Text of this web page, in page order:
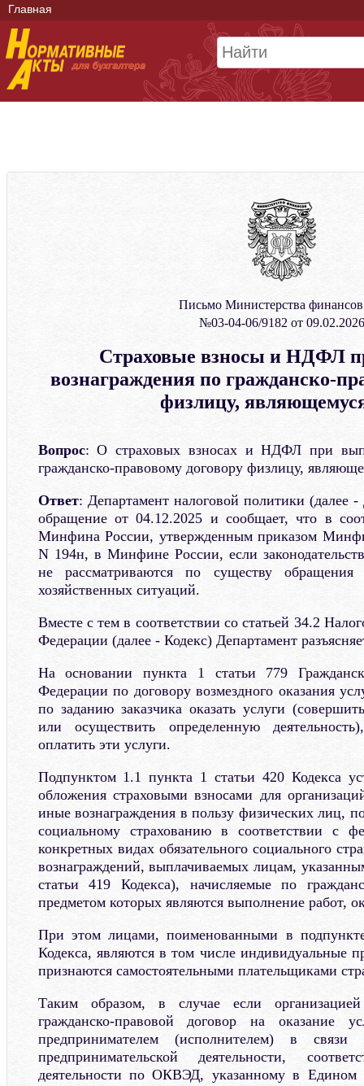
Главная
Письмо Министерства
№03-04-06/9182 от 09.02.2026
Страховые взносы и НДФЛ
вознаграждения по гражданско-
физлицу,
Вопрос: О страховых взносах и НДФЛ при
гражданско-правовому договору физлицу,
Ответ: Департамент налоговой политики (далее -
обращение от 04.12.2025 и сообщает, что в
Минфина России, утвержденным приказом
N 194н, в Минфине России, если
не рассматриваются по существу
хозяйственных ситуаций.
Вместе с тем в соответствии со статьей 34.2
Федерации (далее - Кодекс) Департамент
На основании пункта 1 статьи 779
Федерации по договору возмездного оказания
по заданию заказчика оказать услуги
или осуществить определенную
оплатить эти услуги.
Подпунктом 1.1 пункта 1 статьи 420 Кодекса
обложения страховыми взносами для
иные вознаграждения в пользу физических лиц,
социальному страхованию в соответствии с
конкретных видах обязательного социального
вознаграждений, выплачиваемых лицам,
статьи 419 Кодекса), начисляемые по
предметом которых являются выполнение работ,
При этом лицами, поименованными в
Кодекса, являются в том числе индивидуальные
признаются самостоятельными плательщиками
Таким образом, в случае если организацией
гражданско-правовой договор на оказание
предпринимателем (исполнителем) в
предпринимательской деятельности,
деятельности по ОКВЭД, указанному в Едином